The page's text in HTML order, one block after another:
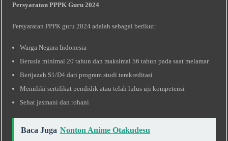
Persyaratan PPPK Guru 2024
Persyaratan PPPK guru 2024 adalah sebagai berikut:
Warga Negara Indonesia
Berusia minimal 20 tahun dan maksimal 56 tahun pada saat melamar
Berijazah S1/D4 dari program studi terakreditasi
Memiliki sertifikat pendidik atau telah lulus uji kompetensi
Sehat jasmani dan rohani
Baca Juga Nonton Anime Otakudesu